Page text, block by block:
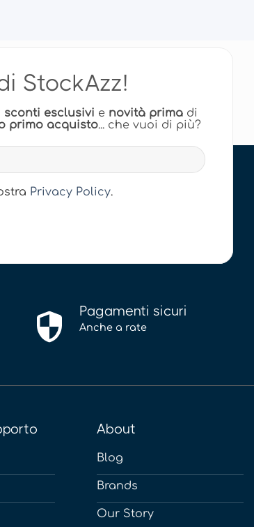
StockAzz!
sconti esclusivi e novità prima di
primo acquisto... che vuoi di più?
Privacy Policy.
Pagamenti sicuri
Anche a rate
About
Blog
Brands
Our Story